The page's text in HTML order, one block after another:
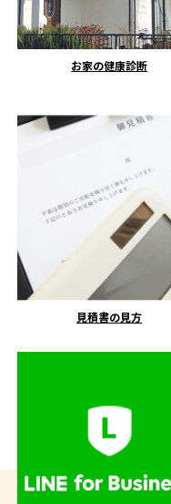
お家の健康診断
見積書の見方